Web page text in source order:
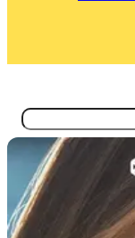
搜
索